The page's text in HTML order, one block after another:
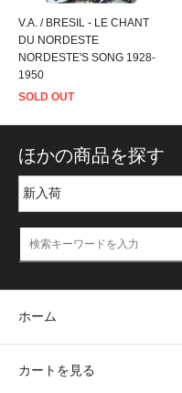
V.A. / BRESIL - LE CHANT
DU NORDESTE
NORDESTE'S SONG 1928-
1950
SOLD OUT
ほかの商品を探す
ホーム
カートを見る